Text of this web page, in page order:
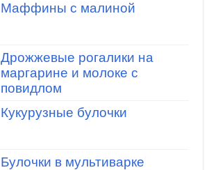
Маффины с малиной
Дрожжевые рогалики на
маргарине и молоке с
повидлом
Кукурузные булочки
Булочки в мультиварке